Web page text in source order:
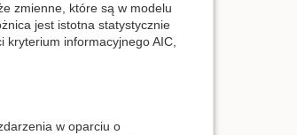
zmienne, które są w modelu
jest istotna statystycznie
informacyjnego AIC,
w oparciu o